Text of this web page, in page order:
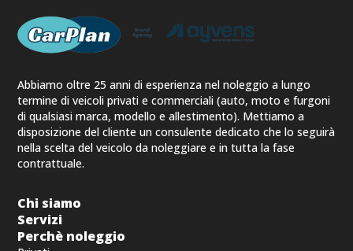
Abbiamo oltre 25 anni di esperienza nel noleggio a lungo
termine di veicoli privati e commerciali (auto, moto e furgoni
di qualsiasi marca, modello e allestimento). Mettiamo a
disposizione del cliente un consulente dedicato che lo seguirà
nella scelta del veicolo da noleggiare e in tutta la fase
contrattuale.
Chi siamo
Servizi
Perchè noleggio